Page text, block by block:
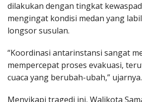
dilakukan dengan tingkat
mengingat kondisi medan yang
longsor susulan.
“Koordinasi antarinstansi sangat
mempercepat proses evakuasi,
cuaca yang berubah-ubah,” ujarnya.
Menyikapi tragedi ini, Walikota